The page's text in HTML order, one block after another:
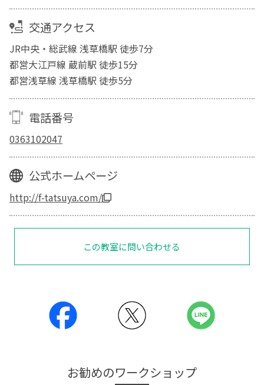
交通アクセス
JR中央・総武線 浅草橋駅 徒歩7分
都営大江戸線 蔵前駅 徒歩15分
都営浅草線 浅草橋駅 徒歩5分
電話番号
0363102047
公式ホームページ
http://f-tatsuya.com/
この教室に問い合わせる
お勧めのワークショップ